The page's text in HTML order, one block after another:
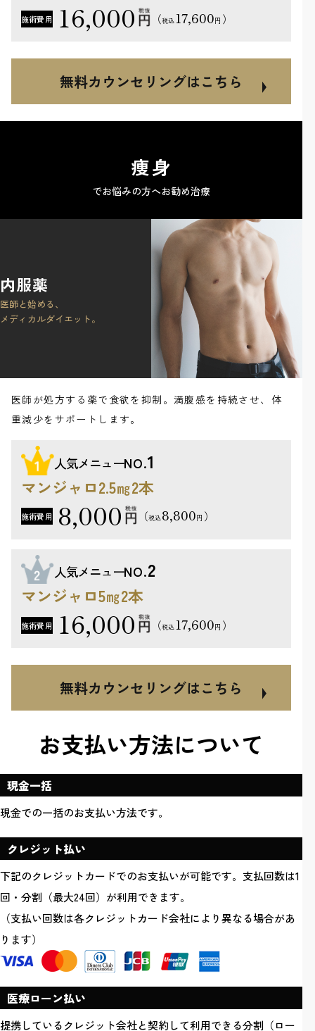
施術費用 16,000 （税込 17,600円 ）
無料カウンセリングはこちら
痩身
でお悩みの方へお勧め治療
内服薬
医師と始める、
メディカルダイエット。
医師が処方する薬で食欲を抑制。満腹感を持続させ、体
重減少をサポートします。
人気メニューNO.1
マンジャロ2.5㎎2本
施術費用 8,000 （税込8,800円 ）
人気メニューNO.2
マンジャロ5㎎2本
施術費用 16,000 （税込 17,600円 ）
無料カウンセリングはこちら
お支払い方法について
現金一括
現金での一括のお支払い方法です。
クレジット払い
下記のクレジットカードでのお支払いが可能です。支払回数は1
回・分割（最大24回）が利用できます。
（支払い回数は各クレジットカード会社により異なる場合があ
ります）
医療ローン払い
提携しているクレジット会社と契約して利用できる分割（ロー